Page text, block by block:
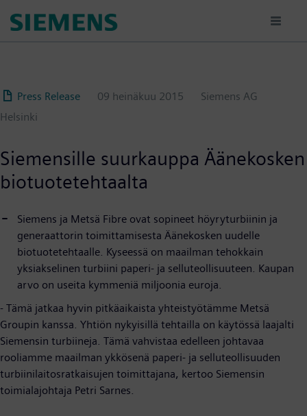
pääsisältöön
Press Release 09 heinäkuu 2015
Siemens AG
Helsinki
Siemensille suurkauppa Äänekosken
biotuotetehtaalta
Siemens ja Metsä Fibre ovat sopineet höyryturbiinin ja
generaattorin toimittamisesta Äänekosken uudelle
biotuotetehtaalle. Kyseessä on maailman tehokkain
yksiakselinen turbiini paperi- ja selluteollisuuteen. Kaupan
arvo on useita kymmeniä miljoonia euroja.
- Tämä jatkaa hyvin pitkäaikaista yhteistyötämme Metsä
Groupin kanssa. Yhtiön nykyisillä tehtailla on käytössä laajalti
Siemensin turbiineja. Tämä vahvistaa edelleen johtavaa
rooliamme maailman ykkösenä paperi- ja selluteollisuuden
turbiinilaitosratkaisujen toimittajana, kertoo Siemensin
toimialajohtaja Petri Sarnes.